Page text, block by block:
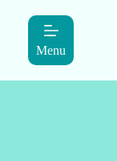
Menu